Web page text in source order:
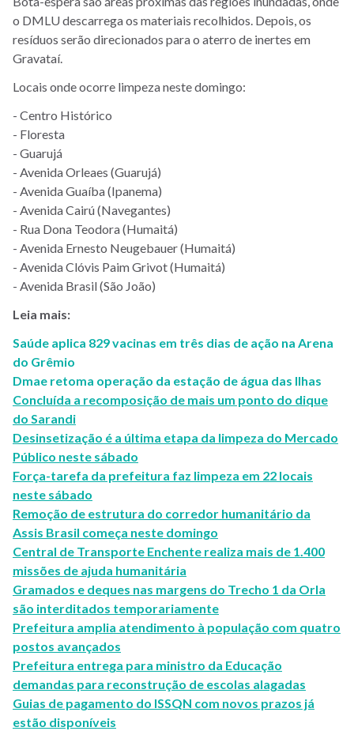
o DMLU descarrega os materiais recolhidos. Depois, os
resíduos serão direcionados para o aterro de inertes em
Gravataí.
Locais onde ocorre limpeza neste domingo:
- Centro Histórico
- Floresta
- Guarujá
- Avenida Orleaes (Guarujá)
- Avenida Guaíba (Ipanema)
- Avenida Cairú (Navegantes)
- Rua Dona Teodora (Humaitá)
- Avenida Ernesto Neugebauer (Humaitá)
- Avenida Clóvis Paim Grivot (Humaitá)
- Avenida Brasil (São João)
Leia mais:
Saúde aplica 829 vacinas em três dias de ação na Arena
do Grêmio
Dmae retoma operação da estação de água das Ilhas
Concluída a recomposição de mais um ponto do dique
do Sarandi
Desinsetização é a última etapa da limpeza do Mercado
Público neste sábado
Força-tarefa da prefeitura faz limpeza em 22 locais
neste sábado
Remoção de estrutura do corredor humanitário da
Assis Brasil começa neste domingo
Central de Transporte Enchente realiza mais de 1.400
missões de ajuda humanitária
Gramados e deques nas margens do Trecho 1 da Orla
são interditados temporariamente
Prefeitura amplia atendimento à população com quatro
postos avançados
Prefeitura entrega para ministro da Educação
demandas para reconstrução de escolas alagadas
Guias de pagamento do ISSQN com novos prazos já
estão disponíveis